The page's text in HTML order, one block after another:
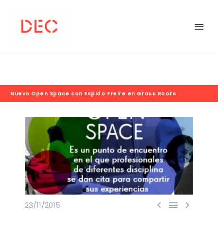
Nuevo Open Space con Espido Freire en Grass Roots
  
23/11/2015